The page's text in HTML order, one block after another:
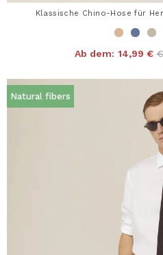
Klassische Chino-Hose für
Ab dem: 14,99 €
Natural fibers